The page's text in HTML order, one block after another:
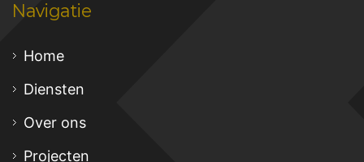
Navigatie
Home
Diensten
Over ons
Projecten